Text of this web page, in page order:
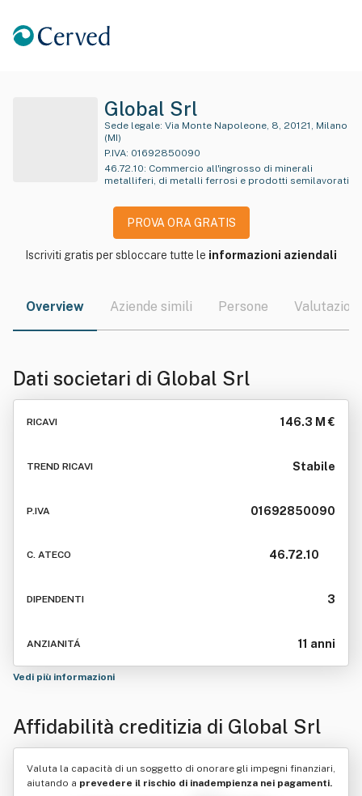
Global Srl
Sede legale:
(MI)
P.IVA: 01692850090
46.72.10: Commercio all'ingrosso di minerali
metalliferi, di metalli ferrosi e prodotti semilavorati
PROVA ORA GRATIS
Iscriviti gratis per sbloccare tutte le informazioni aziendali
Overview Aziende simili Persone Valutazioni
Dati societari di Global Srl
RICAVI 146.3 M €
TREND RICAVI Stabile
P.IVA 01692850090
C. ATECO 46.72.10
DIPENDENTI 3
ANZIANITÁ 11 anni
Vedi più informazioni
Affidabilità creditizia di Global Srl
Valuta la capacità di un soggetto di onorare gli impegni finanziari,
aiutando a prevedere il rischio di inadempienza nei pagamenti.